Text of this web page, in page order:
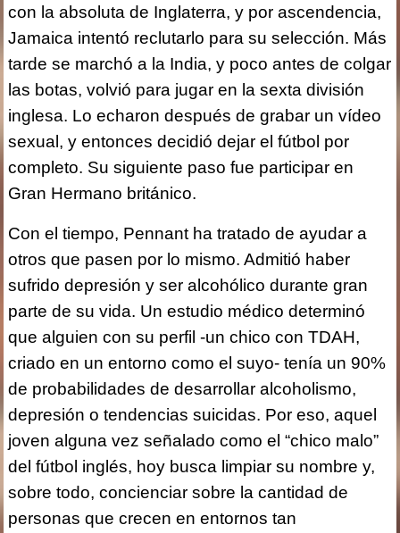
con la absoluta de Inglaterra, y por ascendencia,
Jamaica intentó reclutarlo para su selección. Más
tarde se marchó a la India, y poco antes de colgar
las botas, volvió para jugar en la sexta división
inglesa. Lo echaron después de grabar un vídeo
sexual, y entonces decidió dejar el fútbol por
completo. Su siguiente paso fue participar en
Gran Hermano británico.
Con el tiempo, Pennant ha tratado de ayudar a
otros que pasen por lo mismo. Admitió haber
sufrido depresión y ser alcohólico durante gran
parte de su vida. Un estudio médico determinó
que alguien con su perfil -un chico con TDAH,
criado en un entorno como el suyo- tenía un 90%
de probabilidades de desarrollar alcoholismo,
depresión o tendencias suicidas. Por eso, aquel
joven alguna vez señalado como el “chico malo”
del fútbol inglés, hoy busca limpiar su nombre y,
sobre todo, concienciar sobre la cantidad de
personas que crecen en entornos tan